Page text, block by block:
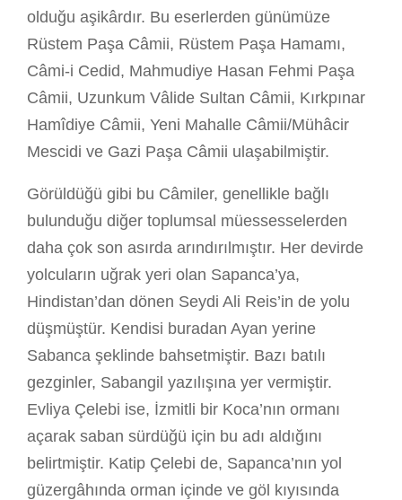
olduğu aşikârdır. Bu eserlerden günümüze
Rüstem Paşa Câmii, Rüstem Paşa Hamamı,
Câmi-i Cedid, Mahmudiye Hasan Fehmi Paşa
Câmii, Uzunkum Vâlide Sultan Câmii, Kırkpınar
Hamîdiye Câmii, Yeni Mahalle Câmii/Mühâcir
Mescidi ve Gazi Paşa Câmii ulaşabilmiştir.
Görüldüğü gibi bu Câmiler, genellikle bağlı
bulunduğu diğer toplumsal müessesselerden
daha çok son asırda arındırılmıştır. Her devirde
yolcuların uğrak yeri olan Sapanca’ya,
Hindistan’dan dönen Seydi Ali Reis’in de yolu
düşmüştür. Kendisi buradan Ayan yerine
Sabanca şeklinde bahsetmiştir. Bazı batılı
gezginler, Sabangil yazılışına yer vermiştir.
Evliya Çelebi ise, İzmitli bir Koca’nın ormanı
açarak saban sürdüğü için bu adı aldığını
belirtmiştir. Katip Çelebi de, Sapanca’nın yol
güzergâhında orman içinde ve göl kıyısında